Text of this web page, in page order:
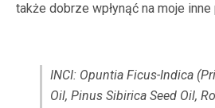
także dobrze wpłynąć na moje inne
INCI: Opuntia Ficus-Indica
Oil, Pinus Sibirica Seed Oil,